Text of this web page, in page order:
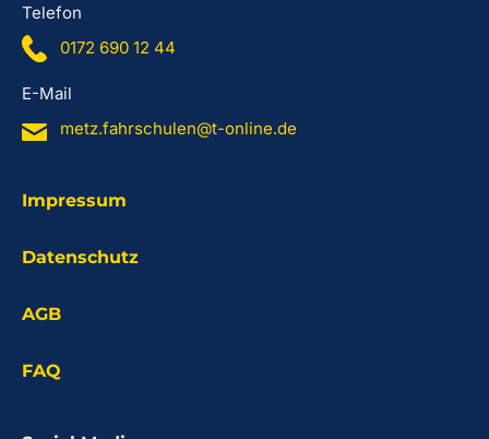
Telefon
0172 690 12 44
E-Mail
metz.fahrschulen@t-online.de
Impressum
Datenschutz
AGB
FAQ